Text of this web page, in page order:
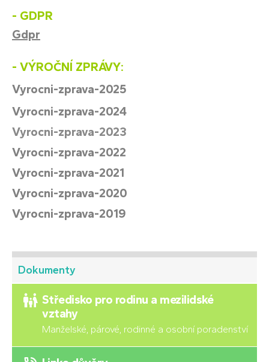
- GDPR
Gdpr
- VÝROČNÍ ZPRÁVY:
Vyrocni-zprava-2025
Vyrocni-zprava-2024
Vyrocni-zprava-2023
Vyrocni-zprava-2022
Vyrocni-zprava-2021
Vyrocni-zprava-2020
Vyrocni-zprava-2019
Dokumenty
Středisko pro rodinu a mezilidské
vztahy
Manželské, párové, rodinné a osobní poradenství